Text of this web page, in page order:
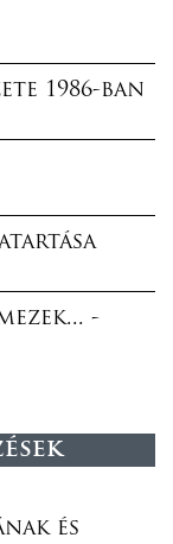
1986-ban
-
és